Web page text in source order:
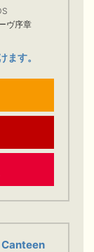
ヴ序章
ます。